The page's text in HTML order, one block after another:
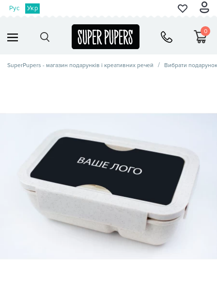
Рус Укр
0
SuperPupers - магазин подарунків і креативних речей Вибрати подарунок